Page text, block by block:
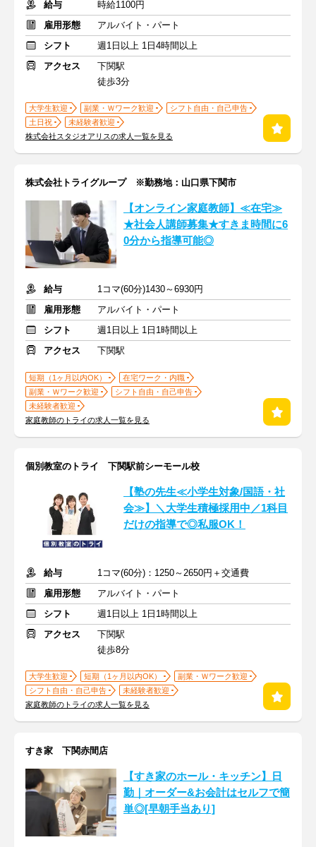
給与
時給1100円
雇用形態
アルバイト・パート
シフト
週1日以上 1日4時間以上
アクセス
下関駅
徒歩3分
大学生歓迎 副業・Ｗワーク歓迎
シフト自由・自己申告
土日祝
未経験者歓迎
株式会社スタジオアリスの求人一覧を見る
株式会社トライグループ ※勤務地：山口県下関市
【オンライン家庭教師】≪在宅≫
★社会人講師募集★すきま時間に6
0分から指導可能◎
給与
1コマ(60分)1430～6930円
雇用形態
アルバイト・パート
シフト
週1日以上 1日1時間以上
アクセス
下関駅
短期（1ヶ月以内OK）
在宅ワーク・内職
副業・Ｗワーク歓迎
シフト自由・自己申告
未経験者歓迎
家庭教師のトライの求人一覧を見る
個別教室のトライ 下関駅前シーモール校
【塾の先生≪小学生対象/国語・社
会≫】＼大学生積極採用中／1科目
だけの指導で◎私服OK！
給与
1コマ(60分)：1250～2650円＋交通費
雇用形態
アルバイト・パート
シフト
週1日以上 1日1時間以上
アクセス
下関駅
徒歩8分
大学生歓迎 短期（1ヶ月以内OK）
副業・Ｗワーク歓迎
シフト自由・自己申告
未経験者歓迎
家庭教師のトライの求人一覧を見る
すき家 下関赤間店
【すき家のホール・キッチン】日
勤｜オーダー&お会計はセルフで簡
単◎[早朝手当あり]